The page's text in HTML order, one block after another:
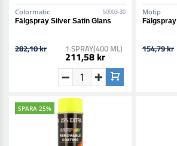
Colormatic 50003-30
Fälgspray Silver Satin Glans
282,10 kr 1 SPRAY(400 ML)
211,58 kr
Motip
Fälgspray
154,79 kr
SPARA 25%